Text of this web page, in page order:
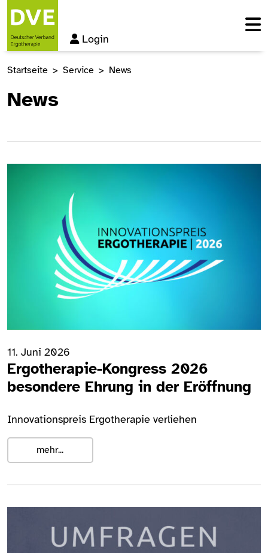
Login
Startseite Service News
News
11. Juni 2026
Ergotherapie-Kongress 2026
besondere Ehrung in der Eröffnung
Innovationspreis Ergotherapie verliehen
mehr...